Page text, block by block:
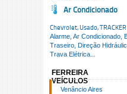
Ar Condicionado
Chevrolet, Usado,
Alarme, Ar Condicionado,
Traseiro, Direção
Trava Elétrica...
FERREIRA
VEÍCULOS
Venâncio Aires